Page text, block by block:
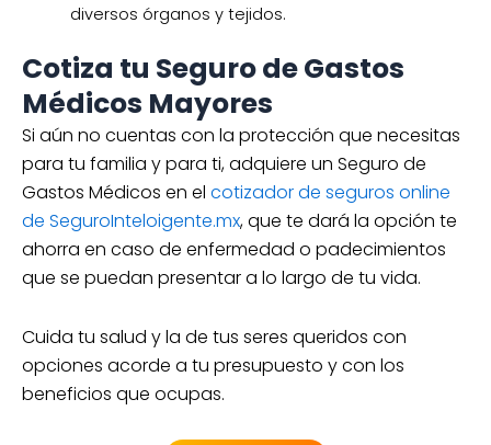
diversos órganos y tejidos.
Cotiza tu Seguro de Gastos
Médicos Mayores
Si aún no cuentas con la protección que necesitas
para tu familia y para ti, adquiere un Seguro de
Gastos Médicos en el cotizador de seguros online
de SeguroInteloigente.mx, que te dará la opción te
ahorra en caso de enfermedad o padecimientos
que se puedan presentar a lo largo de tu vida.
Cuida tu salud y la de tus seres queridos con
opciones acorde a tu presupuesto y con los
beneficios que ocupas.